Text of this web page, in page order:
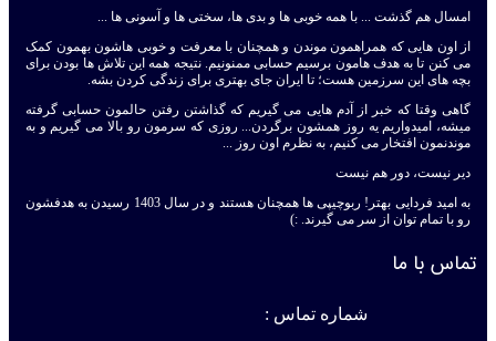
امسال هم گذشت ... با همه خوبی ها و بدی ها، سختی ها و آسونی ها ...
از اون هایی که همراهمون موندن و همچنان با معرفت و خوبی هاشون بهمون کمک
می کنن تا به هدف هامون برسیم حسابی ممنونیم. نتیجه همه این تلاش ها بودن برای
بچه های این سرزمین هست؛ تا ایران جای بهتری برای زندگی کردن بشه.
گاهی وقتا که خبر از آدم هایی می گیریم که گذاشتن رفتن حالمون حسابی گرفته
میشه، امیدواریم یه روز همشون برگردن... روزی که سرمون رو بالا می گیریم و به
موندنمون افتخار می کنیم، به نظرم اون روز ...
دیر نیست، دور هم نیست
به امید فردایی بهتر! ربوچیپی ها همچنان هستند و در سال 1403 رسیدن به هدفشون
رو با تمام توان از سر می گیرند. :)
تماس با ما
شماره تماس :